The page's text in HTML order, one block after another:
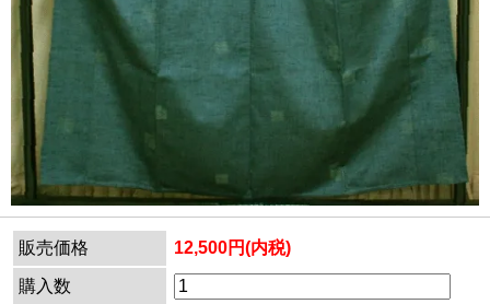
販売価格 12,500円(内税)
購入数